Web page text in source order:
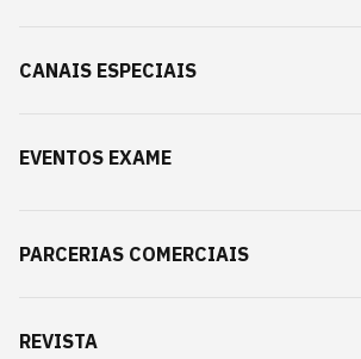
CANAIS ESPECIAIS
EVENTOS EXAME
PARCERIAS COMERCIAIS
REVISTA